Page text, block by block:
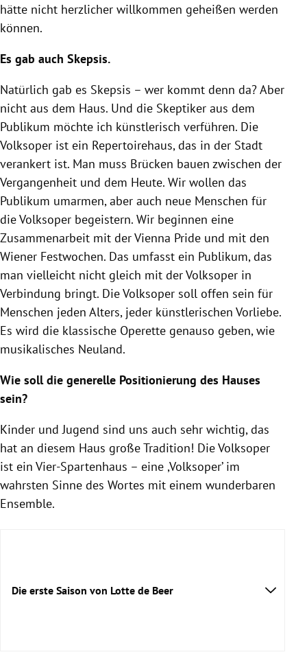
hätte nicht herzlicher willkommen geheißen werden
können.
Es gab auch Skepsis.
Natürlich gab es Skepsis – wer kommt denn da? Aber
nicht aus dem Haus. Und die Skeptiker aus dem
Publikum möchte ich künstlerisch verführen. Die
Volksoper ist ein Repertoirehaus, das in der Stadt
verankert ist. Man muss Brücken bauen zwischen der
Vergangenheit und dem Heute. Wir wollen das
Publikum umarmen, aber auch neue Menschen für
die Volksoper begeistern. Wir beginnen eine
Zusammenarbeit mit der Vienna Pride und mit den
Wiener Festwochen. Das umfasst ein Publikum, das
man vielleicht nicht gleich mit der Volksoper in
Verbindung bringt. Die Volksoper soll offen sein für
Menschen jeden Alters, jeder künstlerischen Vorliebe.
Es wird die klassische Operette genauso geben, wie
musikalisches Neuland.
Wie soll die generelle Positionierung des Hauses
sein?
Kinder und Jugend sind uns auch sehr wichtig, das
hat an diesem Haus große Tradition! Die Volksoper
ist ein Vier-Spartenhaus – eine ,Volksoper’ im
wahrsten Sinne des Wortes mit einem wunderbaren
Ensemble.
Die erste Saison von Lotte de Beer